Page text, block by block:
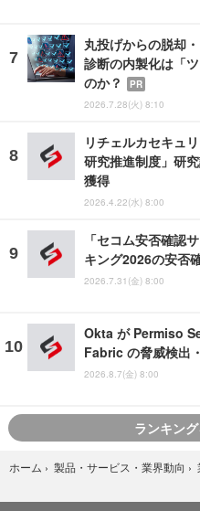
丸投げからの脱却
診断の内製化は「
のか？
PR
2026.7.28(火) 8:10
リチェルカセキュ
研究推進制度」研
獲得
2026.4.22(水) 8:00
「セコム安否確認
キング2026の安否
2026.7.31(金) 8:00
Okta が Permiso
Fabric の脅威検出
2026.8.7(金) 8:00
ランキン
ホーム › 製品・サービス・業界動向 ›